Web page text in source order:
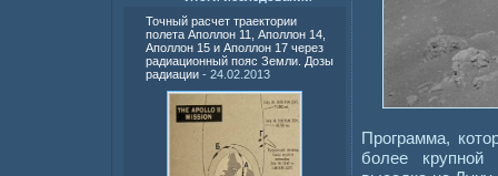
Точный расчет траектории
полета Аполлон 11, Аполлон 14,
Аполлон 15 и Аполлон 17 через
радиационный пояс Земли. Дозы
радиации - 24.02.2013
Программа,
более крупной